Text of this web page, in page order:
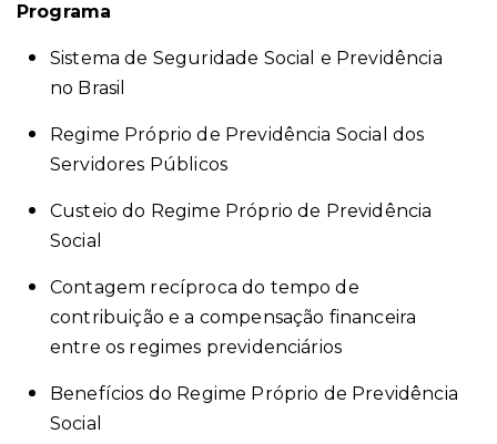
Programa
Sistema de Seguridade Social e Previdência
no Brasil
Regime Próprio de Previdência Social dos
Servidores Públicos
Custeio do Regime Próprio de Previdência
Social
Contagem recíproca do tempo de
contribuição e a compensação financeira
entre os regimes previdenciários
Benefícios do Regime Próprio de Previdência
Social